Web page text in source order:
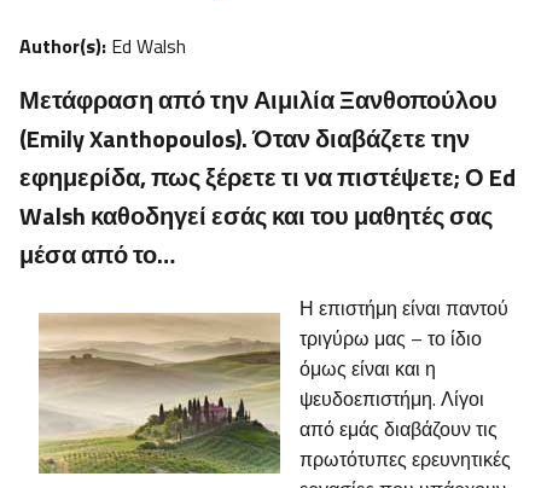
Author(s): Ed Walsh
Μετάφραση από την Αιμιλία Ξανθοπούλου
(Emily Xanthopoulos). Όταν διαβάζετε την
εφημερίδα, πως ξέρετε τι να πιστέψετε; Ο Ed
Walsh καθοδηγεί εσάς και του μαθητές σας
μέσα από το…
Η επιστήμη είναι παντού
τριγύρω μας – το ίδιο
όμως είναι και η
ψευδοεπιστήμη. Λίγοι
από εμάς διαβάζουν τις
πρωτότυπες ερευνητικές